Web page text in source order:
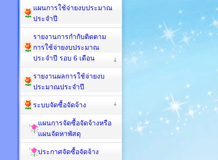
แผนการใช้จ่ายงบประมาณ
ประจำปี
รายงานการกำกับติดตาม
การใช้จ่ายงบประมาณ
ประจำปี รอบ 6 เดือน
รายงานผลการใช้จ่ายงบ
ประมาณประจำปี
ระบบจัดซื้อจัดจ้าง
แผนการจัดซื้อจัดจ้างหรือ
แผนจัดหาพัสดุ
ประกาศจัดซื้อจัดจ้าง